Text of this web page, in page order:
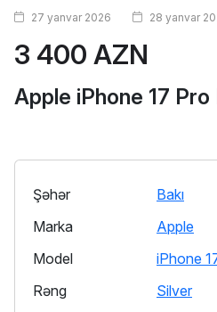
3 400 AZN
Apple iPhone 17
27 yanvar 2026 28 yanvar
Şəhər
Bakı
Marka
Apple
Model
iPhone
Rəng
Silver